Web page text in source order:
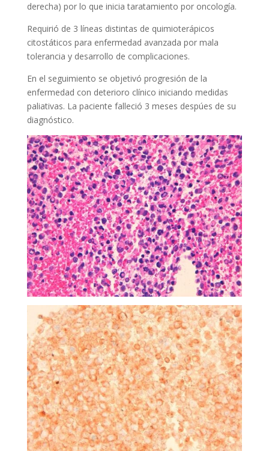
derecha) por lo que inicia taratamiento por oncología.
Requirió de 3 líneas distintas de quimioterápicos
citostáticos para enfermedad avanzada por mala
tolerancia y desarrollo de complicaciones.
En el seguimiento se objetivó progresión de la
enfermedad con deterioro clínico iniciando medidas
paliativas. La paciente falleció 3 meses despúes de su
diagnóstico.